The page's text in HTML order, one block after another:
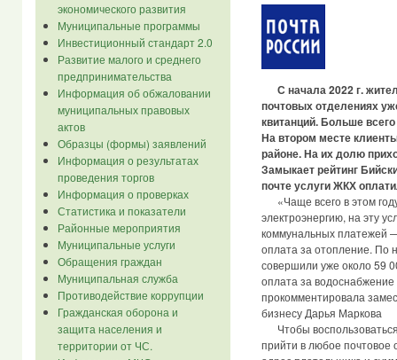
экономического развития
Муниципальные программы
Инвестиционный стандарт 2.0
Развитие малого и среднего
предпринимательства
Информация об обжаловании
муниципальных правовых
актов
Образцы (формы) заявлений
Информация о результатах
проведения торгов
Информация о проверках
Статистика и показатели
Районные мероприятия
Муниципальные услуги
Обращения граждан
Муниципальная служба
Противодействие коррупции
Гражданская оборона и
защита населения и
территории от ЧС.
С начала 2022 г.
почтовых отделениях
квитанций. Больше
На втором месте
районе. На их долю
Замыкает рейтинг
почте услуги ЖКХ
«Чаще всего в этом
электроэнергию, на эту
коммунальных платежей
оплата за отопление. По
совершили уже около 59
оплата за
прокомментировала
бизнесу Дарья Маркова
Чтобы
прийти в любое почтовое